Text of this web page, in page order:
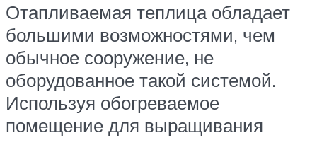
Отапливаемая теплица обладает
большими возможностями, чем
обычное сооружение, не
оборудованное такой системой.
Используя обогреваемое
помещение для выращивания